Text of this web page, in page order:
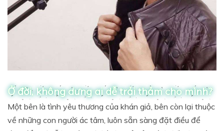
Ở đời, không dưng ai dễ trải thảm cho mình?
Một bên là tình yêu thương của khán giả, bên còn lại thuộc
về những con người ác tâm, luôn sẵn sàng đặt điều để